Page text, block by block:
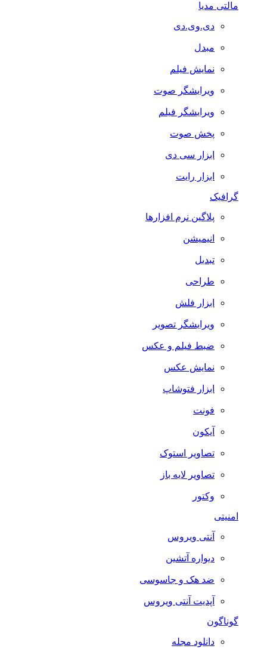
مالتی مدیا
دی.وی.دی
مبدل
نمایش فیلم
ویرایشگر صوت
ویرایشگر فیلم
پخش صوت
ابزار سی دی
ابزار رایت
گرافیک
پلاگین نرم افزارها
انیمیشن
تبدیل
طراحی
ابزار فلش
ویرایشگر تصویر
ضبط فيلم و عكس
نمایش عکس
ابزار فتوشاپ
فونت
آیکون
تصاویر استوک
تصاویر لایه باز
وکتور
امنیتی
آنتی ویروس
دیواره آتشین
ضد هک و جاسوسی
آپدیت آنتی ویروس
گوناگون
دانلود مجله